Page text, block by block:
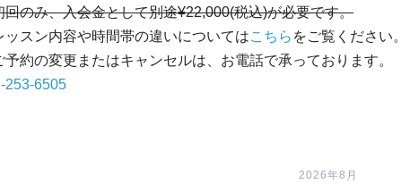
のみ、入会金として別途¥22,000(税込)が必要です。
スン内容や時間帯の違いについてはこちら をご覧ください。
約の変更またはキャンセルは、お電話で承っております。
253-6505
2026年8月